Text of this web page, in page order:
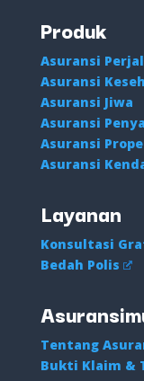
Produk
Asuransi
Asuransi
Asuransi Jiwa
Asuransi
Asuransi
Asuransi
Layanan
Konsultasi
Bedah Polis
Tentang
Bukti Klaim &